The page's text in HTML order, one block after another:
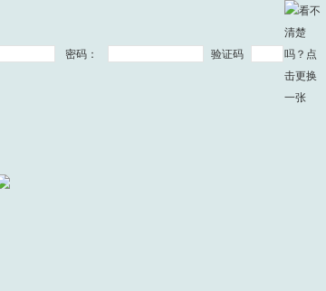
密码： 验证码